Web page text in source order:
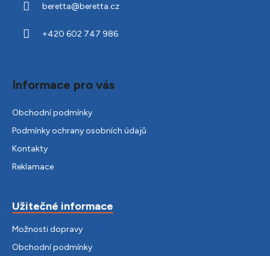
beretta@beretta.cz
+420 602 747 986
Informace pro vás
Obchodní podmínky
Podmínky ochrany osobních údajů
Kontakty
Reklamace
Užitečné informace
Možnosti dopravy
Obchodní podmínky